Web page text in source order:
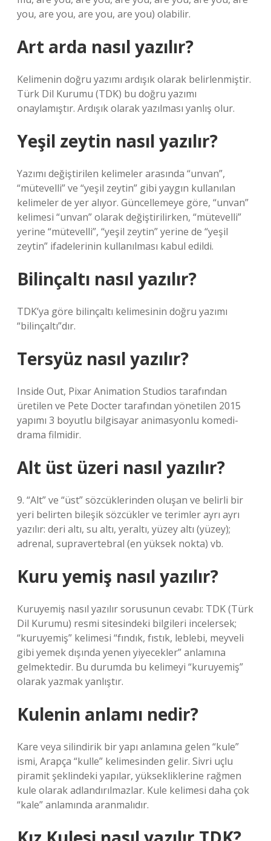
you, are you, are you, are you) olabilir.
Art arda nasıl yazılır?
Kelimenin doğru yazımı ardışık olarak belirlenmiştir.
Türk Dil Kurumu (TDK) bu doğru yazımı
onaylamıştır. Ardışık olarak yazılması yanlış olur.
Yeşil zeytin nasıl yazılır?
Yazımı değiştirilen kelimeler arasında “unvan”,
“mütevelli” ve “yeşil zeytin” gibi yaygın kullanılan
kelimeler de yer alıyor. Güncellemeye göre, “unvan”
kelimesi “unvan” olarak değiştirilirken, “mütevelli”
yerine “mütevelli”, “yeşil zeytin” yerine de “yeşil
zeytin” ifadelerinin kullanılması kabul edildi.
Bilinçaltı nasıl yazılır?
TDK’ya göre bilinçaltı kelimesinin doğru yazımı
“bilinçaltı”dır.
Tersyüz nasıl yazılır?
Inside Out, Pixar Animation Studios tarafından
üretilen ve Pete Docter tarafından yönetilen 2015
yapımı 3 boyutlu bilgisayar animasyonlu komedi-
drama filmidir.
Alt üst üzeri nasıl yazılır?
9. “Alt” ve “üst” sözcüklerinden oluşan ve belirli bir
yeri belirten bileşik sözcükler ve terimler ayrı ayrı
yazılır: deri altı, su altı, yeraltı, yüzey altı (yüzey);
adrenal, supravertebral (en yüksek nokta) vb.
Kuru yemiş nasıl yazılır?
Kuruyemiş nasıl yazılır sorusunun cevabı: TDK (Türk
Dil Kurumu) resmi sitesindeki bilgileri incelersek;
“kuruyemiş” kelimesi “fındık, fıstık, leblebi, meyveli
gibi yemek dışında yenen yiyecekler” anlamına
gelmektedir. Bu durumda bu kelimeyi “kuruyemiş”
olarak yazmak yanlıştır.
Kulenin anlamı nedir?
Kare veya silindirik bir yapı anlamına gelen “kule”
ismi, Arapça “kulle” kelimesinden gelir. Sivri uçlu
piramit şeklindeki yapılar, yüksekliklerine rağmen
kule olarak adlandırılmazlar. Kule kelimesi daha çok
“kale” anlamında aranmalıdır.